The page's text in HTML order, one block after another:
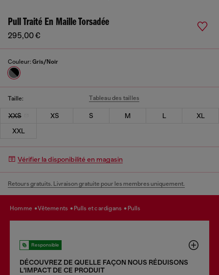
Pull Traité En Maille Torsadée
295,00 €
Couleur: Gris/Noir
Taille: Tableau des tailles
XXS XS S M L
XL
XXL
Vérifier la disponibilité en magasin
Retours gratuits. Livraison gratuite pour les membres uniquement.
homme vêtements pulls et cardigans pulls
Responsible
DÉCOUVREZ DE QUELLE FAÇON NOUS RÉDUISONS
LʹIMPACT DE CE PRODUIT